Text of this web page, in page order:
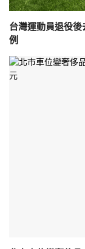
台灣運動員退役
例